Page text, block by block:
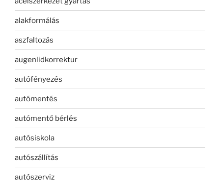
alakformálás
aszfaltozás
augenlidkorrektur
autófényezés
autómentés
autómentő bérlés
autósiskola
autószállítás
autószerviz